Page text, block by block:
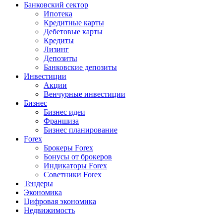
Банковский сектор
Ипотека
Кредитные карты
Дебетовые карты
Кредиты
Лизинг
Депозиты
Банковские депозиты
Инвестиции
Акции
Венчурные инвестиции
Бизнес
Бизнес идеи
Франшиза
Бизнес планирование
Forex
Брокеры Forex
Бонусы от брокеров
Индикаторы Forex
Советники Forex
Тендеры
Экономика
Цифровая экономика
Недвижимость